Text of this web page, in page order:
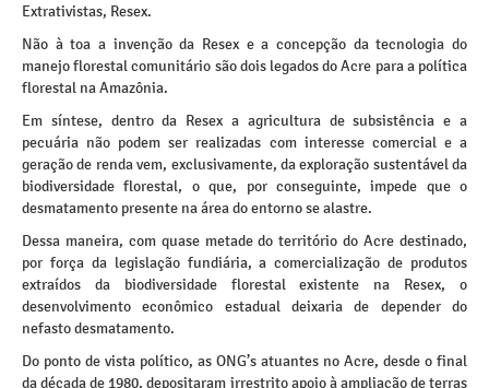
Extrativistas, Resex.
Não à toa a invenção da Resex e a concepção da tecnologia do
manejo florestal comunitário são dois legados do Acre para a política
florestal na Amazônia.
Em síntese, dentro da Resex a agricultura de subsistência e a
pecuária não podem ser realizadas com interesse comercial e a
geração de renda vem, exclusivamente, da exploração sustentável da
biodiversidade florestal, o que, por conseguinte, impede que o
desmatamento presente na área do entorno se alastre.
Dessa maneira, com quase metade do território do Acre destinado,
por força da legislação fundiária, a comercialização de produtos
extraídos da biodiversidade florestal existente na Resex, o
desenvolvimento econômico estadual deixaria de depender do
nefasto desmatamento.
Do ponto de vista político, as ONG’s atuantes no Acre, desde o final
da década de 1980, depositaram irrestrito apoio à ampliação de terras